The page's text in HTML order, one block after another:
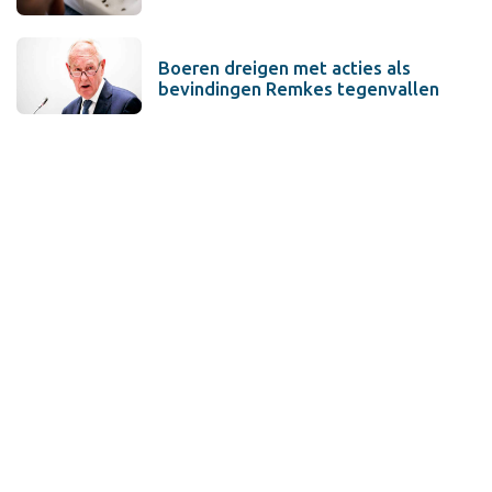
Boeren dreigen met acties als
bevindingen Remkes tegenvallen